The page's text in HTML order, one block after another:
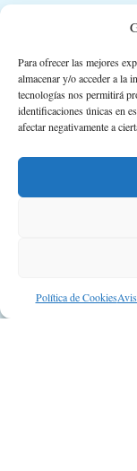
Para ofrecer las mejores
almacenar y/o acceder a la
tecnologías nos permitirá
identificaciones únicas en
afectar negativamente a
Política de Cookies